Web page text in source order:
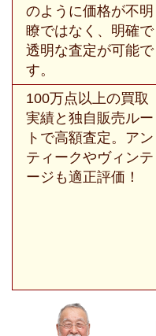
のように価格が不明
瞭ではなく、明確で
透明な査定が可能で
す。
100万点以上の買取
実績と独自販売ルー
トで高額査定。アン
ティークやヴィンテ
ージも適正評価！